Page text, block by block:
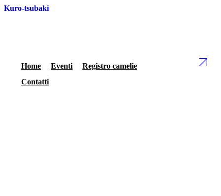
Kuro-tsubaki
Home Eventi
Registro camelie
Contatti